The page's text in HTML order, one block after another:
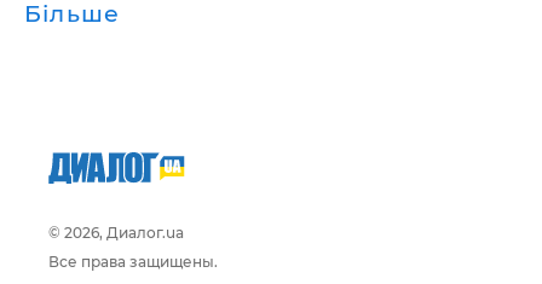
Більше
© 2026, Диалог.ua
Все права защищены.